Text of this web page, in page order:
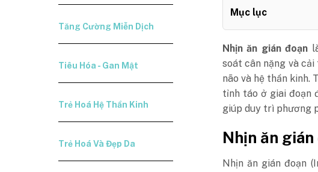
Tăng Cường Miễn Dịch
Tiêu Hóa - Gan Mật
Trẻ Hoá Hệ Thần Kinh
Trẻ Hoá Và Đẹp Da
Mục lục
Nhịn ăn gián đoạn
soát cân nặng và
não và hệ thần kinh.
tỉnh táo ở giai đoạn
giúp duy trì phương
Nhịn ăn
Nhịn ăn gián đoạn